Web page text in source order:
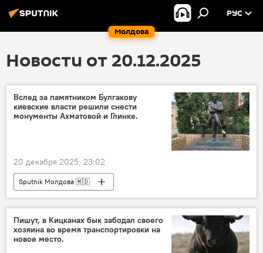
Молдова
РУС
Новости от 20.12.2025
Вслед за памятником Булгакову
киевские власти решили снести
монументы Ахматовой и Глинке.
20 декабря 2025, 23:02
Sputnik Молдова 🇲🇩
Пишут, в Кицканах бык забодал своего
хозяина во время транспортировки на
новое место.